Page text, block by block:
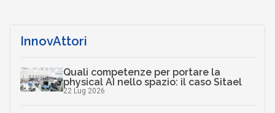
InnovAttori
Quali competenze per portare la
physical AI nello spazio: il caso Sitael
22 Lug 2026